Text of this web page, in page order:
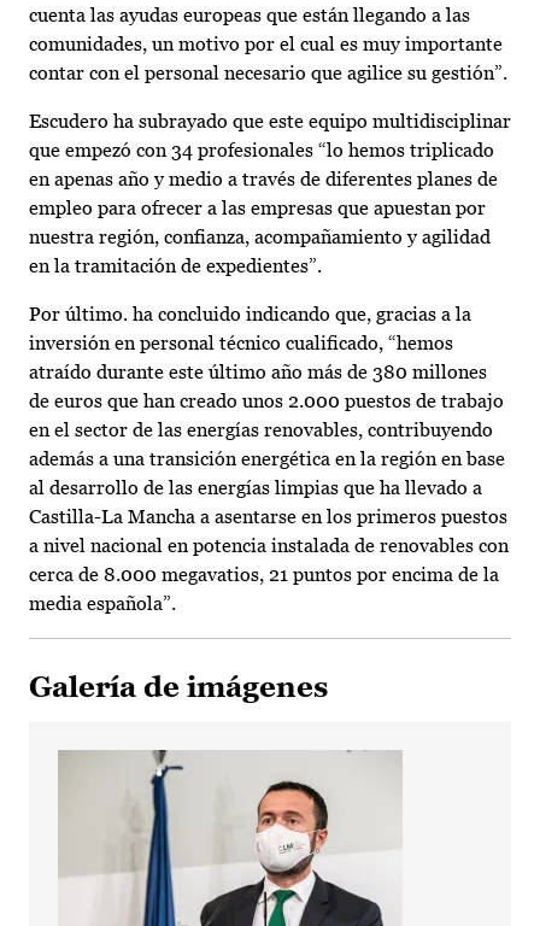
cuenta las ayudas europeas que están llegando a las
comunidades, un motivo por el cual es muy importante
contar con el personal necesario que agilice su gestión”.
Escudero ha subrayado que este equipo multidisciplinar
que empezó con 34 profesionales “lo hemos triplicado
en apenas año y medio a través de diferentes planes de
empleo para ofrecer a las empresas que apuestan por
nuestra región, confianza, acompañamiento y agilidad
en la tramitación de expedientes”.
Por último. ha concluido indicando que, gracias a la
inversión en personal técnico cualificado, “hemos
atraído durante este último año más de 380 millones
de euros que han creado unos 2.000 puestos de trabajo
en el sector de las energías renovables, contribuyendo
además a una transición energética en la región en base
al desarrollo de las energías limpias que ha llevado a
Castilla-La Mancha a asentarse en los primeros puestos
a nivel nacional en potencia instalada de renovables con
cerca de 8.000 megavatios, 21 puntos por encima de la
media española”.
Galería de imágenes